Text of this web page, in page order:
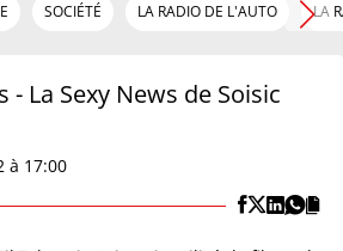
SOCIÉTÉ LA RADIO DE L'AUTO LA
La Sexy News de Soisic
à 17:00